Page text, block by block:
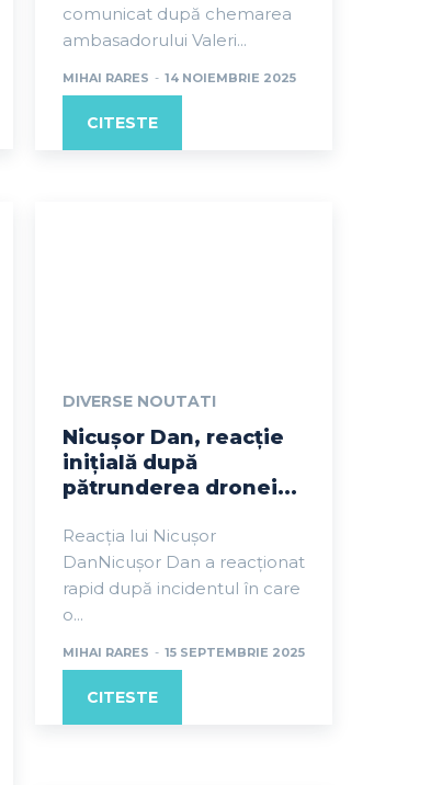
comunicat după chemarea
ambasadorului Valeri...
MIHAI RARES - 14 NOIEMBRIE 2025
CITESTE
DIVERSE NOUTATI
Nicușor Dan, reacție
inițială după
pătrunderea dronei...
Reacția lui Nicușor
DanNicușor Dan a reacționat
rapid după incidentul în care
o...
MIHAI RARES - 15 SEPTEMBRIE 2025
CITESTE